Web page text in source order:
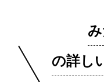
の詳し